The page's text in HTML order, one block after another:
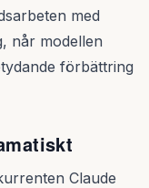
med
når modellen
förbättring
Claude